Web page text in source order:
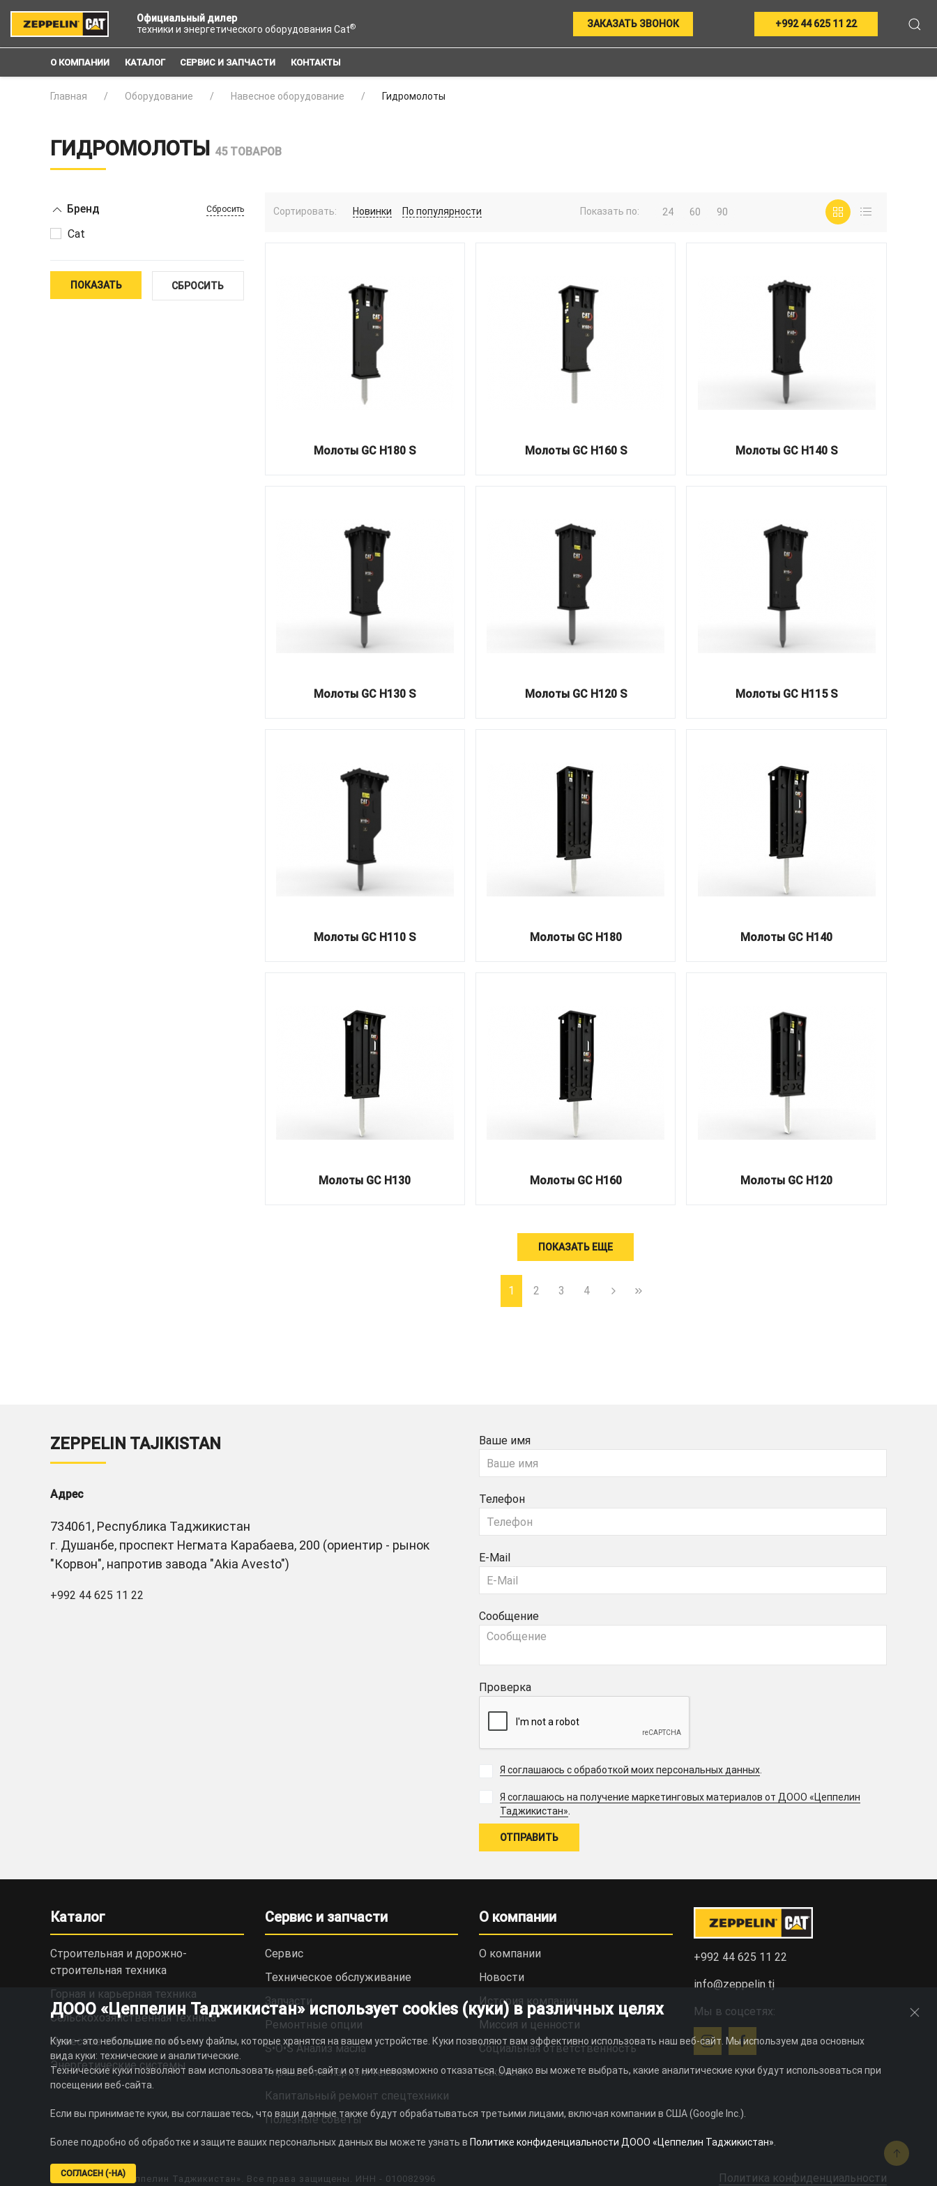
Официальный дилер
техники и энергетического оборудования Cat® ЗАКАЗАТЬ ЗВОНОК +992 44 625 11 22
О КОМПАНИИ КАТАЛОГ СЕРВИС И ЗАПЧАСТИ КОНТАКТЫ
Главная Оборудование Навесное оборудование Гидромолоты
ГИДРОМОЛОТЫ 45 ТОВАРОВ
Бренд Сбросить
Cat
ПОКАЗАТЬ СБРОСИТЬ
Сортировать: Новинки По популярности Показать по: 24 60 90
Молоты GC H180 S Молоты GC H160 S Молоты GC H140 S
Молоты GC H130 S Молоты GC H120 S Молоты GC H115 S
Молоты GC H110 S Молоты GC H180 Молоты GC H140
Молоты GC H130 Молоты GC H160 Молоты GC H120
ПОКАЗАТЬ ЕЩЕ
1 2 3 4
ZEPPELIN TAJIKISTAN
Адрес
734061, Республика Таджикистан
г. Душанбе, проспект Негмата Карабаева, 200 (ориентир - рынок
"Корвон", напротив завода "Akia Avesto")
+992 44 625 11 22
Ваше имя
Телефон
E-Mail
Сообщение
Проверка
Я соглашаюсь с обработкой моих персональных данных
Я соглашаюсь на получение маркетинговых материалов от ДООО «Цеппелин
Таджикистан».
Каталог
Строительная и дорожно-
cтроительная техника
Горная и карьерная техника
Сельскохозяйственная техника
Навесное оборудование
Энергетические системы
Сервис и запчасти
Сервис
Техническое обслуживание
Запчасти
Ремонтные опции
S•O•S Анализ масла
Управление парком техники
Капитальный ремонт спецтехники
Полезные советы
О компании
О компании
Новости
История компании
Миссия и ценности
Социальная ответственность
Вакансии
+992 44 625 11 22
info@zeppelin.tj
Мы в соцсетях:
© 2026 ДООО «Цеппелин Таджикистан». Все права защищены. ИНН - 010082996 Политика конфиденциальности
ДООО «Цеппелин Таджикистан» использует cookies (куки) в различных целях
Куки – это небольшие по объему файлы, которые хранятся на вашем устройстве. Куки позволяют вам эффективно использовать наш веб-сайт. Мы используем два основных
вида куки: технические и аналитические.
Технические куки позволяют вам использовать наш веб-сайт и от них невозможно отказаться. Однако вы можете выбрать, какие аналитические куки будут использоваться при
посещении веб-сайта.
Если вы принимаете куки, вы соглашаетесь, что ваши данные также будут обрабатываться третьими лицами, включая компании в США (Google Inc.).
Более подробно об обработке и защите ваших персональных данных вы можете узнать в Политике конфиденциальности ДООО «Цеппелин Таджикистан»
СОГЛАСЕН (-НА)